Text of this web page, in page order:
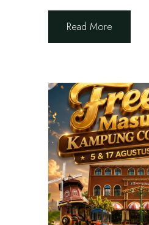
Read More